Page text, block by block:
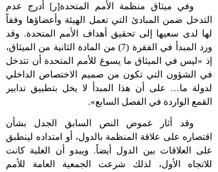
وفي ميثاق منظمة الأمم المتحدة[ر] أدرج عدم
التدخل ضمن المبادئ التي تعمل الهيئة وأعضاؤها وفقاً
لها لدى سعيها إلى تحقيق أهداف الأمم المتحدة. وقد
ورد المبدأ في الفقرة (7) من المادة الثانية من الميثاق،
إذ «ليس في الميثاق ما يسوغ للأمم المتحدة أن تتدخل
في الشؤون التي تكون من صميم الاختصاص الداخلي
لدولة ما… على أن هذا المبدأ لا يخل بتطبيق تدابير
القمع الواردة في الفصل السابع».
وقد أثار غموض النص السابق الجدل بشأن
اقتصاره على علاقة المنظمة بالدول، أو امتداده لينطبق
على العلاقات بين الدول أيضاً. ويبدو أن الغلبة كانت
للاتجاه الأول، لذلك شرعت الجمعية العامة للأمم